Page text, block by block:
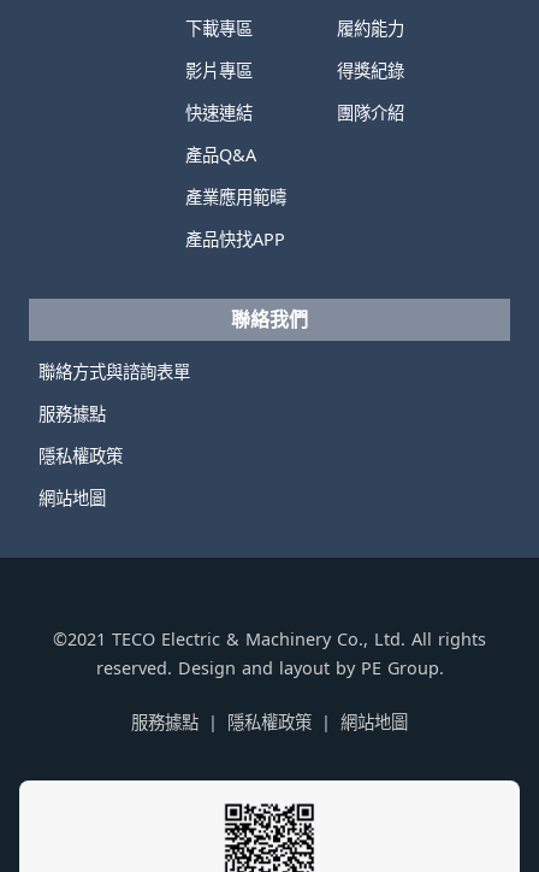
下載專區
影片專區
快速連結
產品Q&A
產業應用範疇
產品快找APP
履約能力
得獎紀錄
團隊介紹
聯絡我們
聯絡方式與諮詢表單
服務據點
隱私權政策
網站地圖
©2021 TECO Electric & Machinery Co., Ltd. All rights
reserved. Design and layout by PE Group.
服務據點 隱私權政策 網站地圖